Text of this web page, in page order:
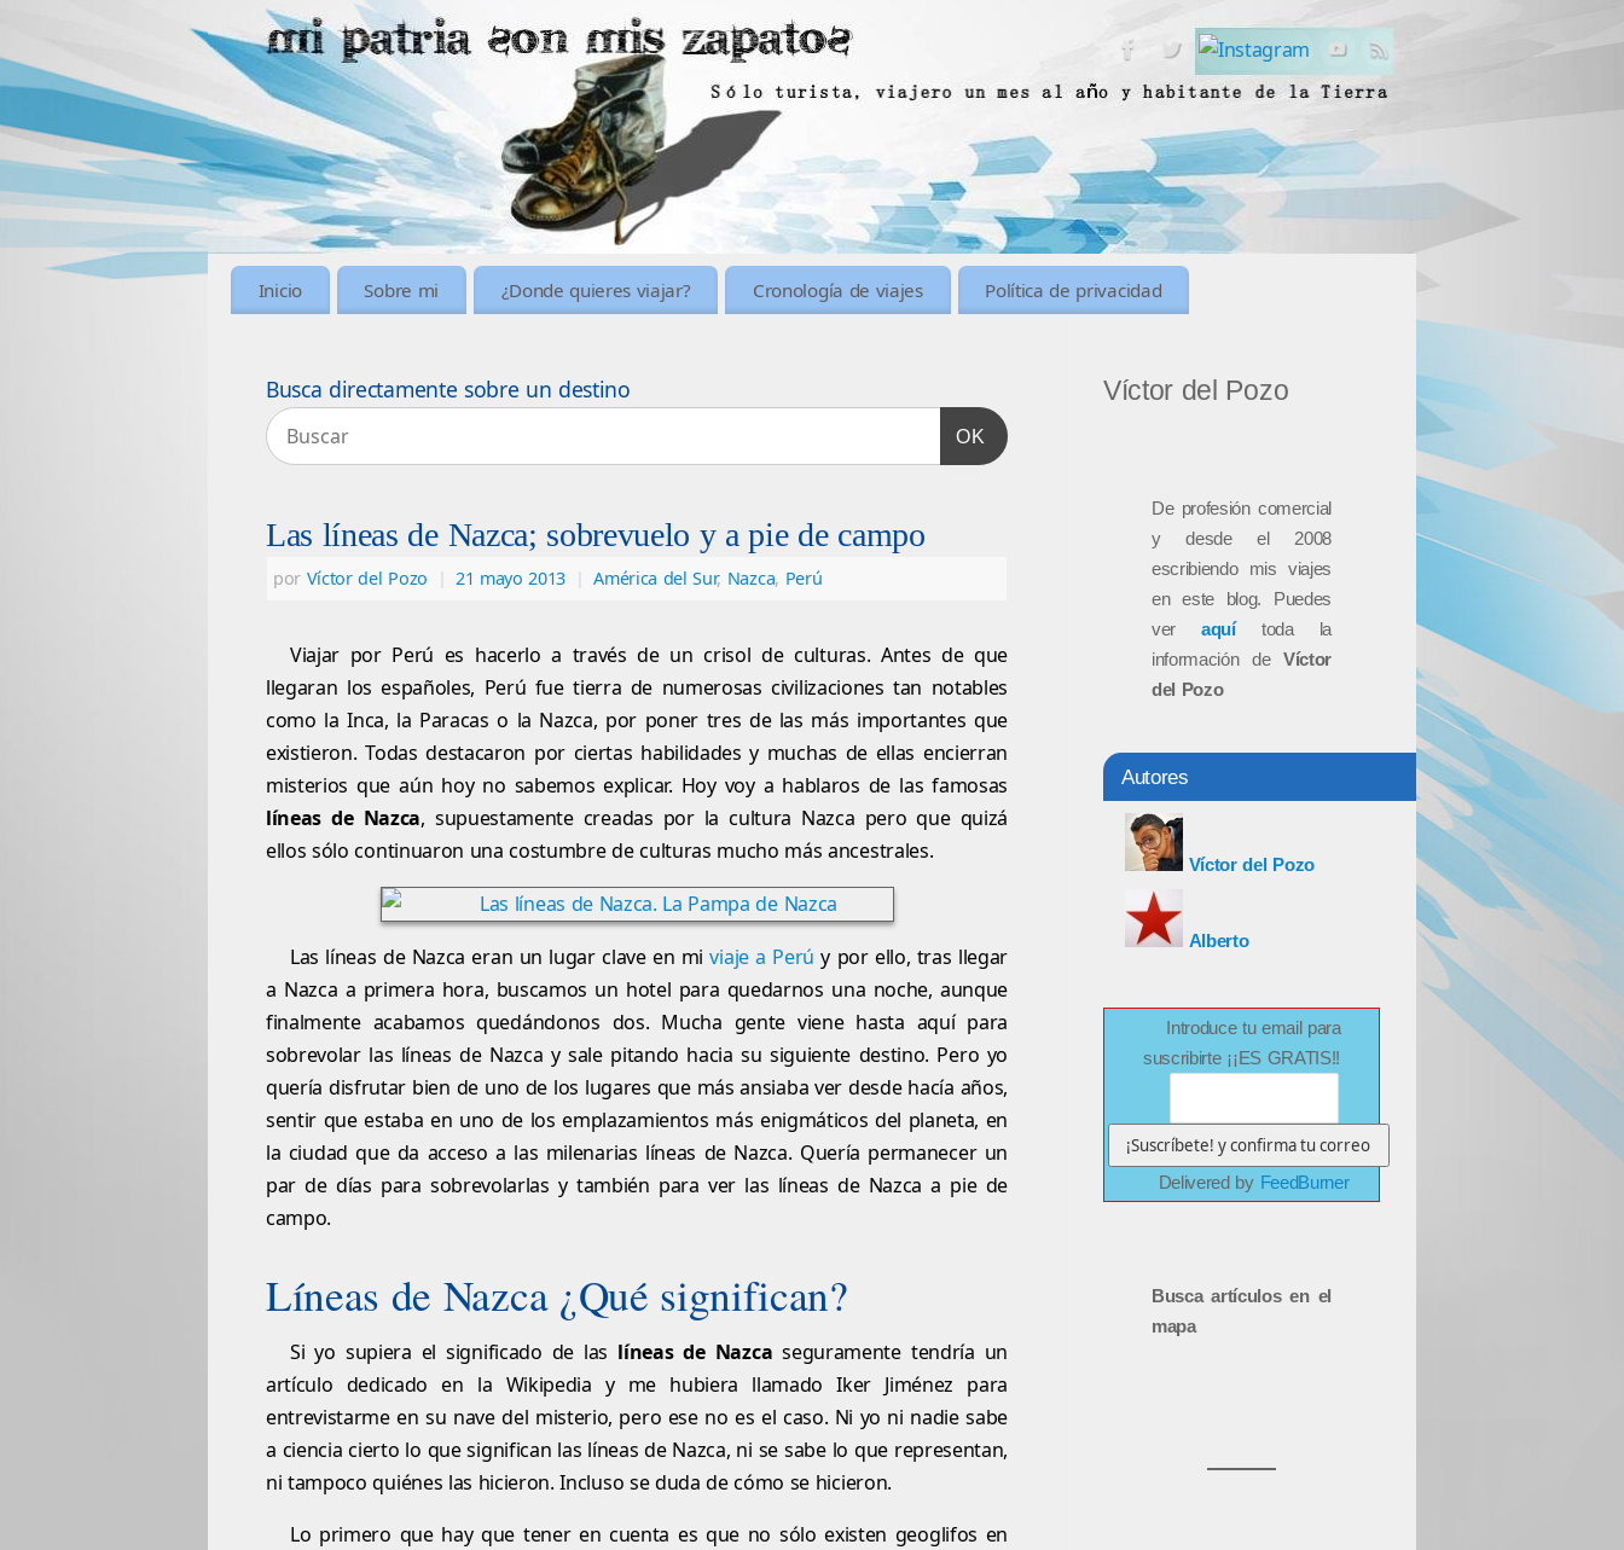
Inicio Sobre mi ¿Donde quieres viajar? Cronología de viajes Política de privacidad
Busca directamente sobre un destino
OK
Las líneas de Nazca; sobrevuelo y a pie de campo
por Víctor del Pozo 21 mayo 2013 América del Sur, Nazca, Perú
Viajar por Perú es hacerlo a través de un crisol de culturas. Antes de que
llegaran los españoles, Perú fue tierra de numerosas civilizaciones tan notables
como la Inca, la Paracas o la Nazca, por poner tres de las más importantes que
existieron. Todas destacaron por ciertas habilidades y muchas de ellas encierran
misterios que aún hoy no sabemos explicar. Hoy voy a hablaros de las famosas
líneas de Nazca, supuestamente creadas por la cultura Nazca pero que quizá
ellos sólo continuaron una costumbre de culturas mucho más ancestrales.
Las líneas de Nazca eran un lugar clave en miviaje a Perú y por ello, tras llegar
a Nazca a primera hora, buscamos un hotel para quedarnos una noche, aunque
finalmente acabamos quedándonos dos. Mucha gente viene hasta aquí para
sobrevolar las líneas de Nazca y sale pitando hacia su siguiente destino. Pero yo
quería disfrutar bien de uno de los lugares que más ansiaba ver desde hacía años,
sentir que estaba en uno de los emplazamientos más enigmáticos del planeta, en
la ciudad que da acceso a las milenarias líneas de Nazca. Quería permanecer un
par de días para sobrevolarlas y también para ver las líneas de Nazca a pie de
campo.
Líneas de Nazca ¿Qué significan?
Si yo supiera el significado de las líneas de Nazca seguramente tendría un
artículo dedicado en la Wikipedia y me hubiera llamado Iker Jiménez para
entrevistarme en su nave del misterio, pero ese no es el caso. Ni yo ni nadie sabe
a ciencia cierto lo que significan las líneas de Nazca, ni se sabe lo que representan,
ni tampoco quiénes las hicieron. Incluso se duda de cómo se hicieron.
Lo primero que hay que tener en cuenta es que no sólo existen geoglifos en
Víctor del Pozo
De profesión comercial
y desde el 2008
escribiendo mis viajes
en este blog. Puedes
veraquítoda la
información de Víctor
del Pozo
Autores
Víctor del Pozo
Alberto
Introduce tu email para
suscribirte ¡¡ES GRATIS!!
Delivered by FeedBurner
Busca artículos en el
mapa